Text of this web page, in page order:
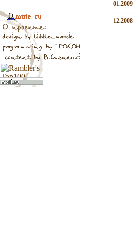
01.2009
-----------
12.2008